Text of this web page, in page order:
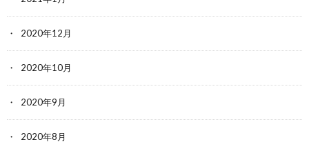
2020年12月
2020年10月
2020年9月
2020年8月